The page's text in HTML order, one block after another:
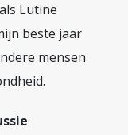
Lutine
beste jaar
mensen